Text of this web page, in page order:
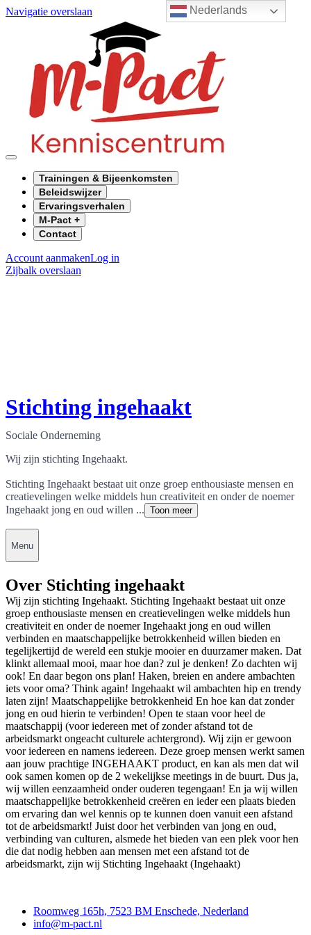
Nederlands
Navigatie overslaan
Trainingen & Bijeenkomsten
Beleidswijzer
Ervaringsverhalen
M-Pact +
Contact
Account aanmakenLog in
Zijbalk overslaan
Stichting ingehaakt
Sociale Onderneming
Wij zijn stichting Ingehaakt.
Stichting Ingehaakt bestaat uit onze groep enthousiaste mensen en
creatievelingen welke middels hun creativiteit en onder de noemer
Ingehaakt jong en oud willen ... Toon meer
Menu
Over Stichting ingehaakt
Wij zijn stichting Ingehaakt. Stichting Ingehaakt bestaat uit onze
groep enthousiaste mensen en creatievelingen welke middels hun
creativiteit en onder de noemer Ingehaakt jong en oud willen
verbinden en maatschappelijke betrokkenheid willen bieden en
tegelijkertijd de wereld een stukje mooier en duurzamer maken. Dat
klinkt allemaal mooi, maar hoe dan? zul je denken! Zo dachten wij
ook! En daar begon ons plan! Haken, breien en andere ambachten
iets voor oma? Think again! Ingehaakt wil ambachten hip en trendy
laten zijn! Maatschappelijke betrokkenheid En hoe kan dat zonder
jong en oud hierin te verbinden! Open te staan voor heel de
maatschappij (voor iedereen met of zonder afstand tot de
arbeidsmarkt ongeacht culturele achtergrond). Wij zijn er gewoon
voor iedereen en namens iedereen. Deze groep mensen werkt samen
aan jouw prachtige INGEHAAKT product, en kan als men dat wil
ook samen komen op de 2 wekelijkse meetings in de buurt. Dus ja,
wij willen eenzaamheid onder ouderen tegengaan! En ja wij willen
maatschappelijke betrokkenheid creëren en ieder een plaats bieden
om ervaring dan wel kennis op te kunnen doen vanuit een afstand
tot de arbeidsmarkt! Juist door het verbinden van jong en oud,
verbinding van culturen, alsmede het bieden van een plek voor hen
die dat nodig hebben aan mensen met een afstand tot de
arbeidsmarkt, zijn wij Stichting Ingehaakt (Ingehaakt)
Roomweg 165h, 7523 BM Enschede, Nederland
info@m-pact.nl